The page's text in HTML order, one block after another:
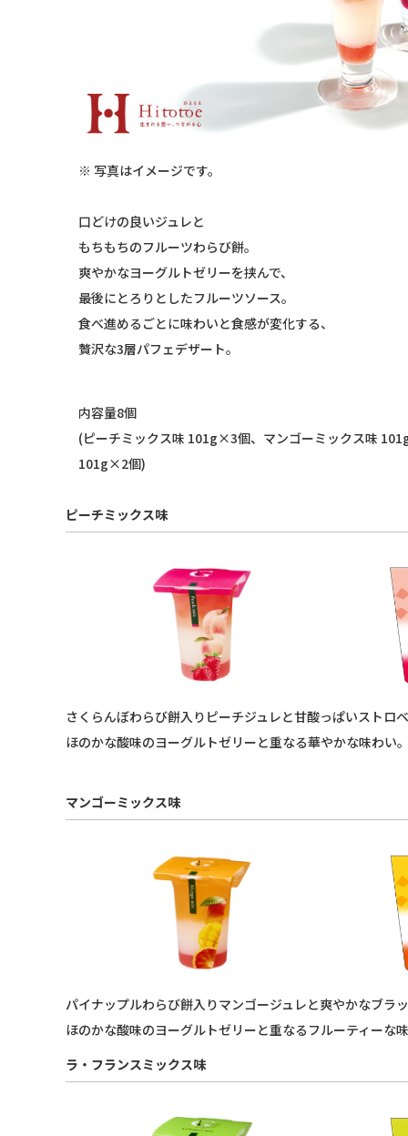
※ 写真はイメージです。
口どけの良いジュレと
もちもちのフルーツわらび餅。
爽やかなヨーグルトゼリーを挟んで、
最後にとろりとしたフルーツソース。
食べ進めるごとに味わいと食感が変化する、
贅沢な3層パフェデザート。
内容量8個
(ピーチミックス味 101g×3個、マンゴーミックス味
101g×2個)
ピーチミックス味
さくらんぼわらび餅入りピーチジュレと甘酸っぱいストロ
ほのかな酸味のヨーグルトゼリーと重なる華やかな味わい
マンゴーミックス味
パイナップルわらび餅入りマンゴージュレと爽やかなブラ
ほのかな酸味のヨーグルトゼリーと重なるフルーティーな
ラ・フランスミックス味